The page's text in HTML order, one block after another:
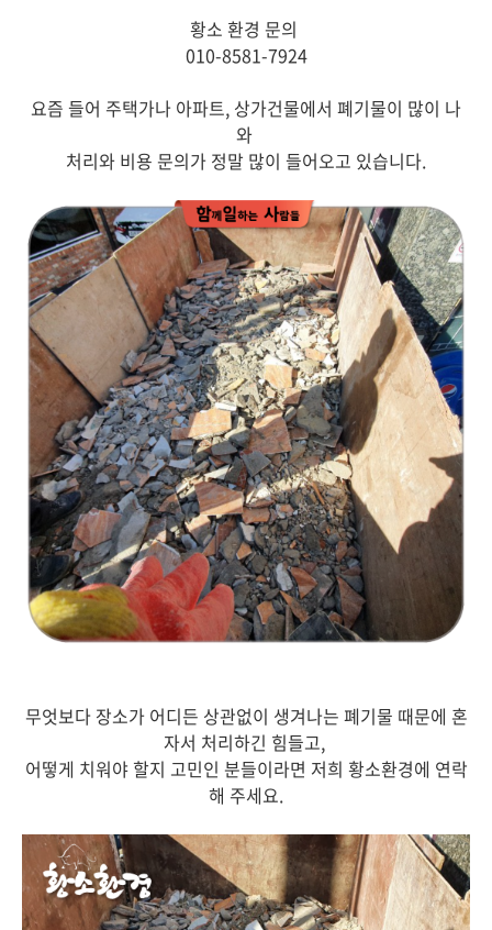
황소 환경 문의
010-8581-7924
요즘 들어 주택가나 아파트, 상가건물에서 폐기물이 많이 나
와
처리와 비용 문의가 정말 많이 들어오고 있습니다.
무엇보다 장소가 어디든 상관없이 생겨나는 폐기물 때문에 혼
자서 처리하긴 힘들고,
어떻게 치워야 할지 고민인 분들이라면 저희 황소환경에 연락
해 주세요.